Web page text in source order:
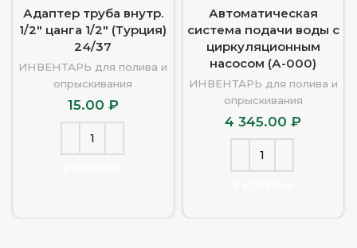
Адаптер труба внутр.
1/2″ цанга 1/2″ (Турция)
24/37
ИНВЕНТАРЬ для полива и
опрыскивания
15.00 ₽
Автоматическая
система подачи воды с
циркуляционным
насосом (А-000)
ИНВЕНТАРЬ для полива и
опрыскивания
4 345.00₽